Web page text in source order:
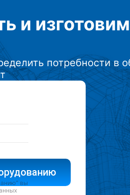
и изготовим
потребности в
вы